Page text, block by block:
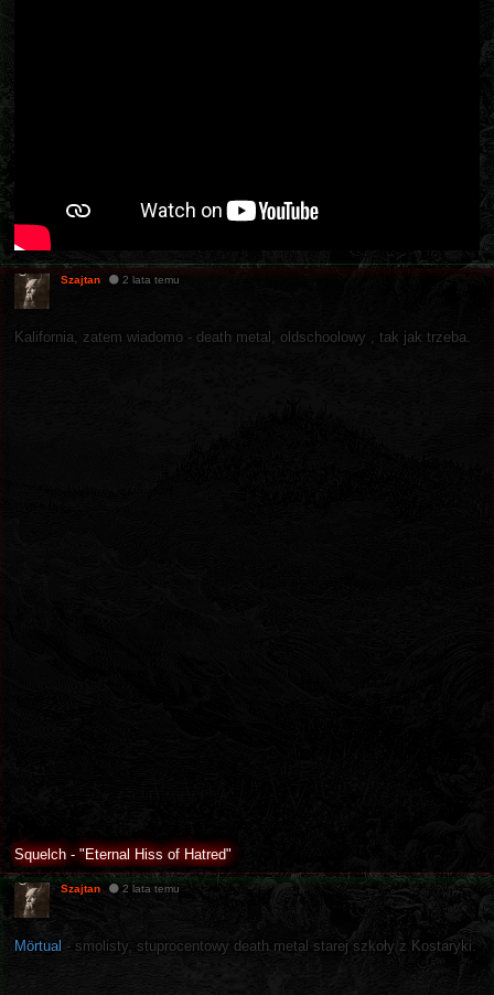
Szajtan 2 lata temu
Kalifornia, zatem wiadomo - death metal, oldschoolowy , tak jak trzeba.
Squelch - "Eternal Hiss of Hatred"
Szajtan 2 lata temu
Mörtual - smolisty, stuprocentowy death metal starej szkoły z Kostaryki.